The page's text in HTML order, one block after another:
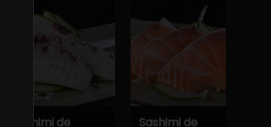
Sashimi de
Sashimi de